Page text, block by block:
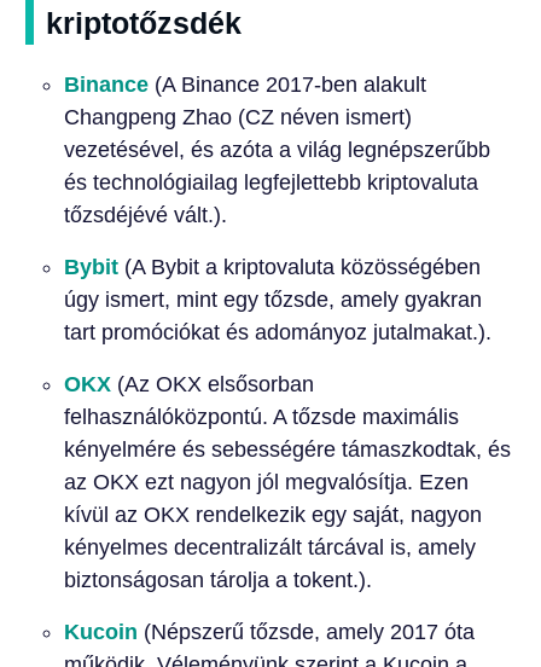
kriptotőzsdék
Binance(A Binance 2017-ben alakult
Changpeng Zhao (CZ néven ismert)
vezetésével, és azóta a világ legnépszerűbb
és technológiailag legfejlettebb kriptovaluta
tőzsdéjévé vált.).
Bybit(A Bybit a kriptovaluta közösségében
úgy ismert, mint egy tőzsde, amely gyakran
tart promóciókat és adományoz jutalmakat.).
OKX(Az OKX elsősorban
felhasználóközpontú. A tőzsde maximális
kényelmére és sebességére támaszkodtak, és
az OKX ezt nagyon jól megvalósítja. Ezen
kívül az OKX rendelkezik egy saját, nagyon
kényelmes decentralizált tárcával is, amely
biztonságosan tárolja a tokent.).
Kucoin (Népszerű tőzsde, amely 2017 óta